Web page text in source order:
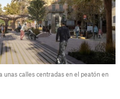
unas calles centradas en el peatón en